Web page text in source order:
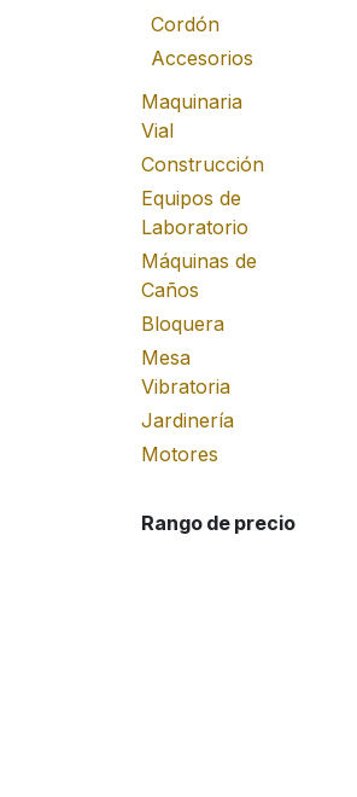
Cordón
Accesorios
Maquinaria
Vial
Construcción
Equipos de
Laboratorio
Máquinas de
Caños
Bloquera
Mesa
Vibratoria
Jardinería
Motores
Rango de precio